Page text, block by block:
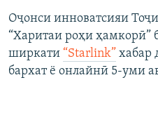
Оҷонси инноватсияи
“Харитаи роҳи ҳамкорӣ”
ширкати “Starlink” хабар
бархат ё онлайнӣ 5-уми